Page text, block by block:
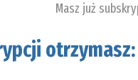
Masz już
otrzymasz: